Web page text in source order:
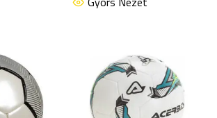
A
változatok
a
a